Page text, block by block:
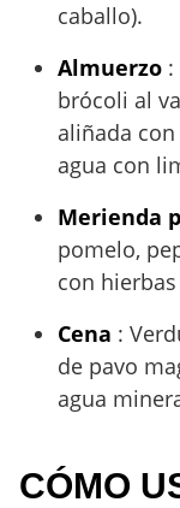
caballo).
Almuerzo
brócoli al
aliñada
agua con
Merienda
pomelo,
con
Cena :
de pavo
agua
CÓMO